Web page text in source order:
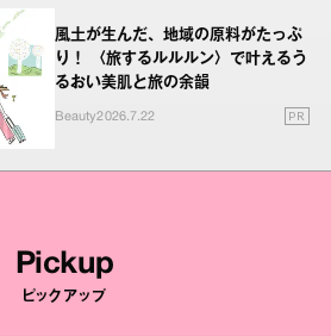
風土が生んだ、地域の原料がたっぷ
り！ 〈旅するルルルン〉で叶えるう
るおい美肌と旅の余韻
Beauty2026.7.22 PR
Pickup
ピックアップ